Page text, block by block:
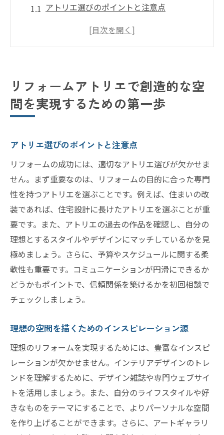
アトリエ選びのポイントと注意点
理想の空間を描くためのインスピレーショ
プロジェクト開始前の必要な準備
アトリエと共に進める効率的な計画作り
秘訣
リフォームで空間を最大限に活用するアイ
素材選びが与える影響とその選び方
最新デザイントレンドの取り入れ方
実用性を考慮したデザイン計画の立て方
リフォームプロジェクトでの柔軟な対応力
家や職場のリフォームでライフスタイルを向上
させる方法
暮らしに合わせたリフォームプランの考え
デア
個々のニーズに応じたカスタマイズ方法
生活の質を向上させる空間設計のポイント
健康と快適性を意識したデザインの工夫
持続可能なリフォームによる環境への配慮
リフォームアトリエで創造的な空
間を実現するための第一歩
アトリエ選びのポイントと注意点
リフォームの成功には、適切なアトリエ選びが欠かせま
せん。まず重要なのは、リフォームの目的に合った専門
性を持つアトリエを選ぶことです。例えば、住まいの改
装であれば、住宅設計に長けたアトリエを選ぶことが重
要です。また、アトリエの過去の作品を確認し、自分の
理想とするスタイルやデザインにマッチしているかを見
極めましょう。さらに、予算やスケジュールに関する柔
軟性も重要です。コミュニケーションが円滑にできるか
どうかもポイントで、信頼関係を築けるかを初回相談で
チェックしましょう。
理想の空間を描くためのインスピレーション源
理想のリフォームを実現するためには、豊富なインスピ
レーションが欠かせません。インテリアデザインのトレ
ンドを理解するために、デザイン雑誌や専門ウェブサイ
トを活用しましょう。また、自分のライフスタイルや好
きなものをテーマにすることで、よりパーソナルな空間
を作り上げることができます。さらに、アートギャラリ